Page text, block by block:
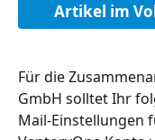
Artikel im
Für die
GmbH solltet Ihr
Mail-Einstellungen